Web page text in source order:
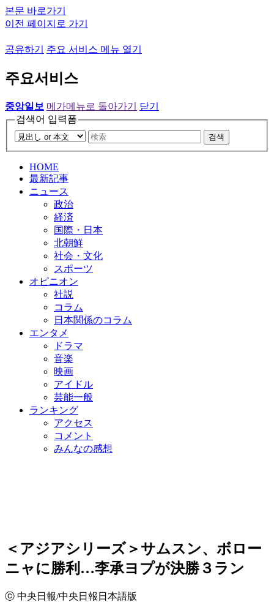
본문 바로가기
이전 페이지로 가기
공유하기 주요 서비스 메뉴 열기
주요서비스
중앙일보 메가메뉴로 돌아가기
닫기
검색어 입력폼
검색
HOME
最新記事
ニュース
政治
経済
国際・日本
北朝鮮
社会・文化
スポーツ
オピニオン
社説
コラム
日本関係のコラム
エンタメ
ドラマ
音楽
映画
アイドル
芸能一般
ランキング
アクセス
コメント
みんなの感想
＜アジアシリーズ＞サムスン、ボロー
ニャに勝利…李承ヨプが決勝３ラン
ⓒ 中央日報/中央日報日本語版